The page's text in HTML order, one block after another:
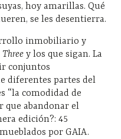
hoy amarillas. Qué
se les desentierra.
inmobiliario y
Three y los que sigan. La
conjuntos
diferentes partes del
“la comodidad de
que abandonar el
edición?: 45
por GAIA.